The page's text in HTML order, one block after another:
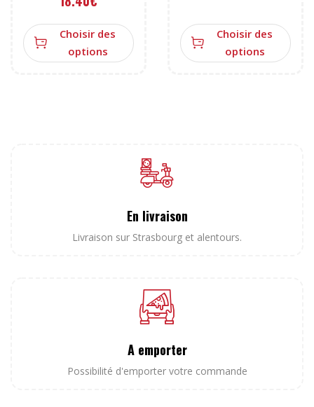
Choisir des
options
Choisir des
options
En livraison
Livraison sur Strasbourg et alentours.
A emporter
Possibilité d'emporter votre commande